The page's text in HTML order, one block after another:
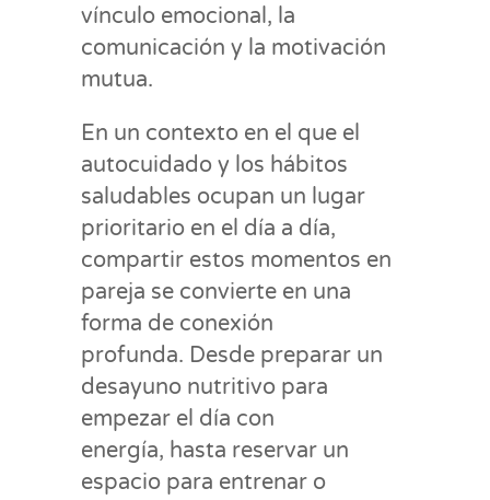
vínculo emocional, la
comunicación y la motivación
mutua.
En un contexto en el que el
autocuidado y los hábitos
saludables ocupan un lugar
prioritario en el día a día,
compartir estos momentos en
pareja se convierte en una
forma de conexión
profunda. Desde preparar un
desayuno nutritivo para
empezar el día con
energía, hasta reservar un
espacio para entrenar o